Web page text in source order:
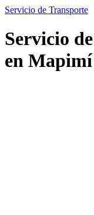
Servicio de Transporte
Servicio
en Mapimí